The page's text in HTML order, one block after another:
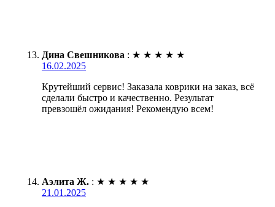
Дина Свешникова : ★ ★ ★ ★ ★
16.02.2025
Крутейший сервис! Заказала коврики на заказ, всё
сделали быстро и качественно. Результат
превзошёл ожидания! Рекомендую всем!
Аэлита Ж. : ★ ★ ★ ★ ★
21.01.2025